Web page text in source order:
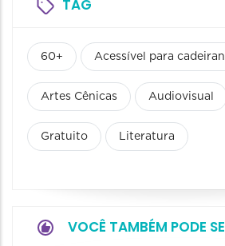
TAG
60+ Acessível para
Artes Cênicas Audiovisual
Gratuito Literatura
VOCÊ TAMBÉM PODE